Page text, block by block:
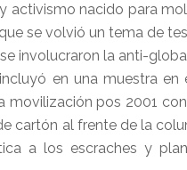
activismo nacido para
se volvió un tema de
involucraron la anti-
en una muestra en
movilización pos 2001
cartón al frente de la
a los escraches y